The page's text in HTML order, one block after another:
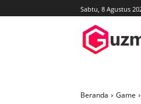
Sabtu, 8 Agustus
Beranda Game